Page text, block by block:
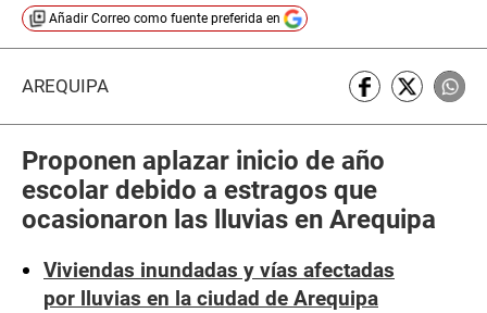
Añadir Correo como fuente preferida en
AREQUIPA
Proponen aplazar inicio de año
escolar debido a estragos que
ocasionaron las lluvias en Arequipa
Viviendas inundadas y vías afectadas
por lluvias en la ciudad de Arequipa